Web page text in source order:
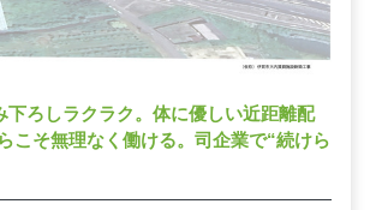
ろしラクラク。体に優しい近距離配
こそ無理なく働ける。司企業で“続けら